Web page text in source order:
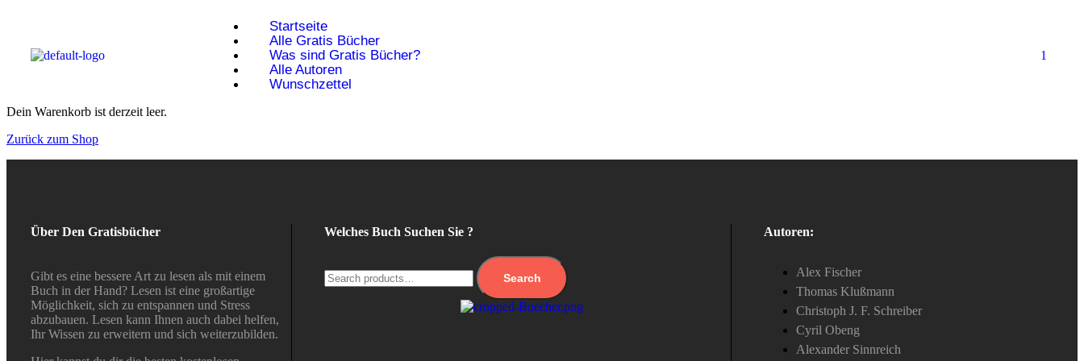
Startseite
Alle Gratis Bücher
Was sind Gratis Bücher?
Alle Autoren
Wunschzettel
1
Dein Warenkorb ist derzeit leer.
Zurück zum Shop
Über Den Gratisbücher
Gibt es eine bessere Art zu lesen als mit einem
Buch in der Hand? Lesen ist eine großartige
Möglichkeit, sich zu entspannen und Stress
abzubauen. Lesen kann Ihnen auch dabei helfen,
Ihr Wissen zu erweitern und sich weiterzubilden.
Welches Buch Suchen Sie ?
Search
Autoren:
Alex Fischer
Thomas Klußmann
Christoph J. F. Schreiber
Cyril Obeng
Alexander Sinnreich